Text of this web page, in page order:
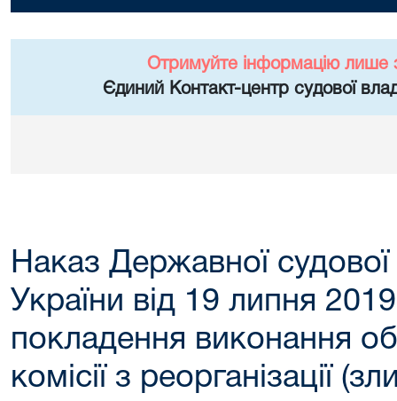
Отримуйте інформацію лише
Єдиний Контакт-центр судової
Наказ Державної судової
України від 19 липня
покладення виконання
комісії з реорганізації